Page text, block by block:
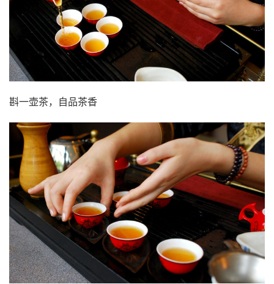
斟一壶茶，自品茶香